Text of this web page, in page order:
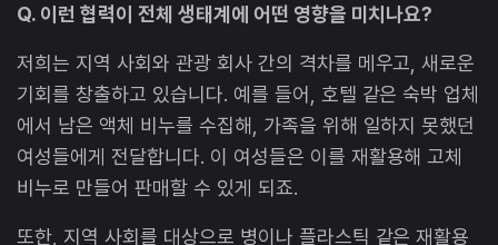
Q. 이런 협력이 전체 생태계에 어떤 영향을 미치나요?
저희는 지역 사회와 관광 회사 간의 격차를 메우고, 새로운
기회를 창출하고 있습니다. 예를 들어, 호텔 같은 숙박 업체
에서 남은 액체 비누를 수집해, 가족을 위해 일하지 못했던
여성들에게 전달합니다. 이 여성들은 이를 재활용해 고체
비누로 만들어 판매할 수 있게 되죠.
또한, 지역 사회를 대상으로 병이나 플라스틱 같은 재활용